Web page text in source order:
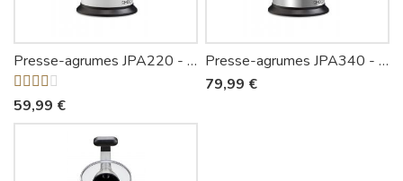
Presse-agrumes JPA220 - Siméo
59,99 €
Presse-agrumes JPA340 - Siméo
79,99 €